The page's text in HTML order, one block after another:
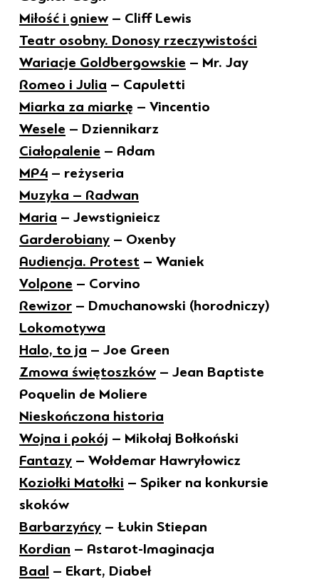
Miłość i gniew – Cliff Lewis
Teatr osobny. Donosy rzeczywistości
Wariacje Goldbergowskie – Mr. Jay
Romeo i Julia – Capuletti
Miarka za miarkę – Vincentio
Wesele – Dziennikarz
Ciałopalenie – Adam
MP4 – reżyseria
Muzyka – Radwan
Maria – Jewstignieicz
Garderobiany – Oxenby
Audiencja. Protest – Waniek
Volpone – Corvino
Rewizor – Dmuchanowski (horodniczy)
Lokomotywa
Halo, to ja – Joe Green
Zmowa świętoszków – Jean Baptiste
Poquelin de Moliere
Nieskończona historia
Wojna i pokój – Mikołaj Bołkoński
Fantazy – Wołdemar Hawryłowicz
Koziołki Matołki – Spiker na konkursie
skoków
Barbarzyńcy – Łukin Stiepan
Kordian – Astarot-Imaginacja
Baal – Ekart, Diabeł